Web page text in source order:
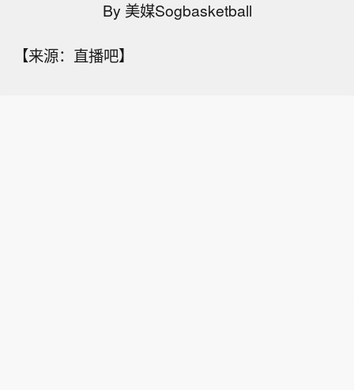
By 美媒Sogbasketball
【来源：直播吧】